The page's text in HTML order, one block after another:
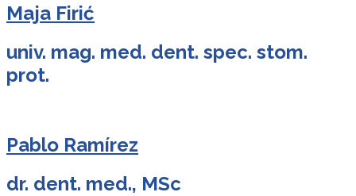
Maja Firić
univ. mag. med. dent. spec. stom.
prot.
Pablo Ramírez
dr. dent. med., MSc